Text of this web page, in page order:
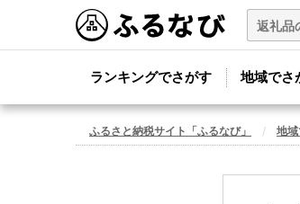
ランキングでさがす 地域でさ
ふるさと納税サイト「ふるなび」 地